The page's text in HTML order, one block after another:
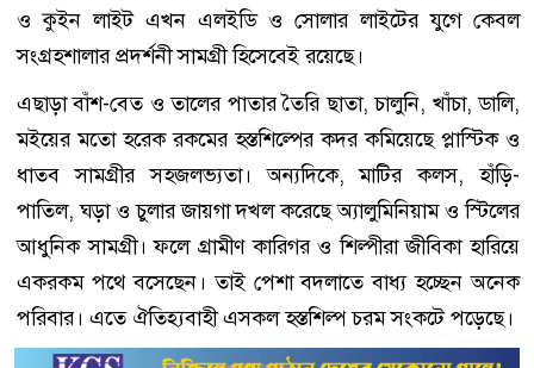
ও কুইন লাইট এখন এলইডি ও সোলার লাইটের যুগে কেবল
সংগ্রহশালার প্রদর্শনী সামগ্রী হিসেবেই রয়েছে।
এছাড়া বাঁশ-বেত ও তালের পাতার তৈরি ছাতা, চালুনি, খাঁচা, ডালি,
মইয়ের মতো হরেক রকমের হস্তশিল্পের কদর কমিয়েছে প্লাস্টিক ও
ধাতব সামগ্রীর সহজলভ্যতা। অন্যদিকে, মাটির কলস, হাঁড়ি-
পাতিল, ঘড়া ও চুলার জায়গা দখল করেছে অ্যালুমিনিয়াম ও স্টিলের
আধুনিক সামগ্রী। ফলে গ্রামীণ কারিগর ও শিল্পীরা জীবিকা হারিয়ে
একরকম পথে বসেছেন। তাই পেশা বদলাতে বাধ্য হচ্ছেন অনেক
পরিবার। এতে ঐতিহ্যবাহী এসকল হস্তশিল্প চরম সংকটে পড়েছে।